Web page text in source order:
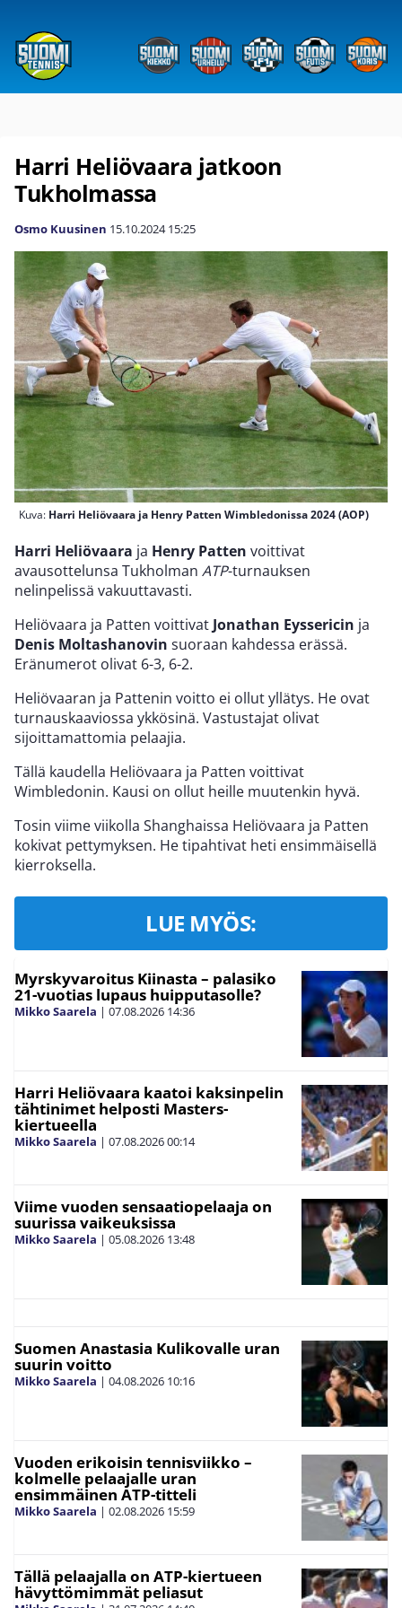
Harri Heliövaara jatkoon
Tukholmassa
Osmo Kuusinen 15.10.2024 15:25
Kuva: Harri Heliövaara ja Henry Patten Wimbledonissa 2024 (AOP)
Harri Heliövaara ja Henry Patten voittivat
avausottelunsa Tukholman ATP-turnauksen
nelinpelissä vakuuttavasti.
Heliövaara ja Patten voittivat Jonathan Eyssericin ja
Denis Moltashanovin suoraan kahdessa erässä.
Eränumerot olivat 6-3, 6-2.
Heliövaaran ja Pattenin voitto ei ollut yllätys. He ovat
turnauskaaviossa ykkösinä. Vastustajat olivat
sijoittamattomia pelaajia.
Tällä kaudella Heliövaara ja Patten voittivat
Wimbledonin. Kausi on ollut heille muutenkin hyvä.
Tosin viime viikolla Shanghaissa Heliövaara ja Patten
kokivat pettymyksen. He tipahtivat heti ensimmäisellä
kierroksella.
LUE MYÖS:
Myrskyvaroitus Kiinasta – palasiko
21-vuotias lupaus huipputasolle?
Mikko Saarela | 07.08.2026 14:36
Harri Heliövaara kaatoi kaksinpelin
tähtinimet helposti Masters-
kiertueella
Mikko Saarela | 07.08.202600:14
Viime vuoden sensaatiopelaaja on
suurissa vaikeuksissa
Mikko Saarela | 05.08.2026 13:48
Suomen Anastasia Kulikovalle uran
suurin voitto
Mikko Saarela | 04.08.2026 10:16
Vuoden erikoisin tennisviikko –
kolmelle pelaajalle uran
ensimmäinen ATP-titteli
Mikko Saarela | 02.08.2026 15:59
Tällä pelaajalla on ATP-kiertueen
hävyttömimmät peliasut